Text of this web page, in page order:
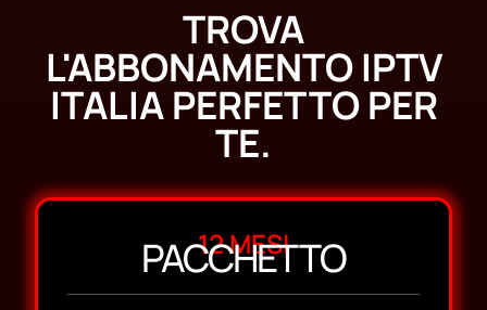
TROVA
L'ABBONAMENTO IPTV
ITALIA PERFETTO PER
TE.
12 MESI
PACCHETTO